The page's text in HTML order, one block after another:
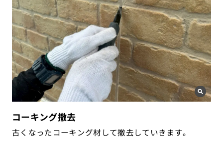
コーキング撤去
古くなったコーキング材して撤去していきます。